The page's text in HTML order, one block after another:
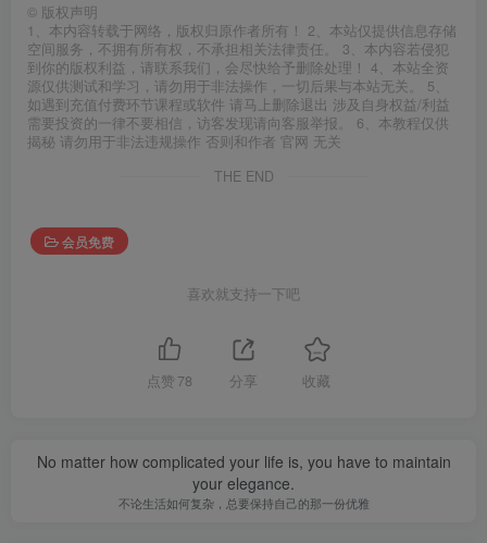
© 版权声明
1、本内容转载于网络，版权归原作者所有！ 2、本站仅提供信息存储
空间服务，不拥有所有权，不承担相关法律责任。 3、本内容若侵犯
到你的版权利益，请联系我们，会尽快给予删除处理！ 4、本站全资
源仅供测试和学习，请勿用于非法操作，一切后果与本站无关。 5、
如遇到充值付费环节课程或软件 请马上删除退出 涉及自身权益/利益
需要投资的一律不要相信，访客发现请向客服举报。 6、本教程仅供
揭秘 请勿用于非法违规操作 否则和作者 官网 无关
THE END
会员免费
喜欢就支持一下吧
点赞 78 分享 收藏
No matter how complicated your life is, you have to maintain
your elegance.
不论生活如何复杂，总要保持自己的那一份优雅